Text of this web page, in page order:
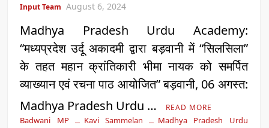
Input Team August 6, 2024
Madhya Pradesh Urdu Academy:
“मध्यप्रदेश उर्दू अकादमी द्वारा बड़वानी में “सिलसिला”
के तहत महान क्रांतिकारी भीमा नायक को समर्पित
व्याख्यान एवं रचना पाठ आयोजित” बड़वानी, 06 अगस्त:
Madhya Pradesh Urdu …
READ MORE
Badwani MP Kavi Sammelan
Madhya Pradesh Urdu